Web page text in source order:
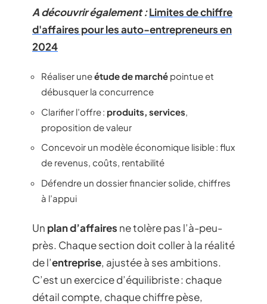
A découvrir également :Limites de chiffre
d'affaires pour les auto-entrepreneurs en
2024
Réaliser uneétude de marché pointue et
débusquer la concurrence
Clarifier l’offre : produits, services
proposition de valeur
Concevoir un modèle économique lisible : flux
de revenus, coûts, rentabilité
Défendre un dossier financier solide, chiffres
à l’appui
Un plan d’affaires ne tolère pas l’à-peu-
près. Chaque section doit coller à la réalité
de l’entreprise, ajustée à ses ambitions.
C’est un exercice d’équilibriste : chaque
détail compte, chaque chiffre pèse,